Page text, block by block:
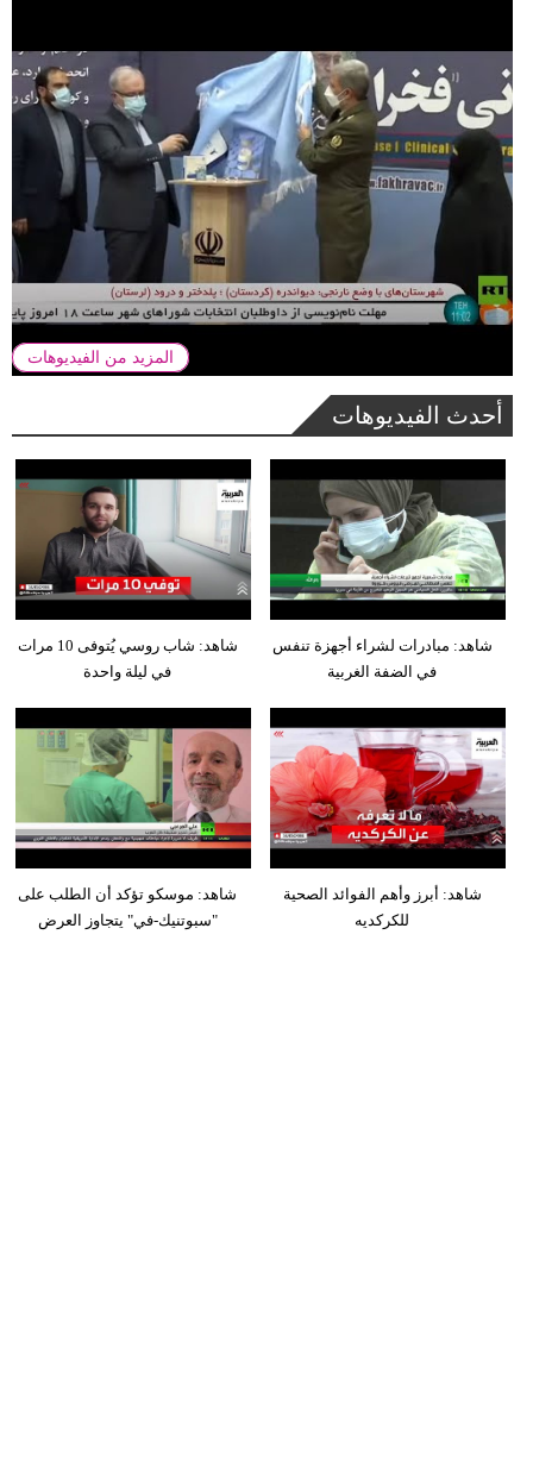
المزيد من الفيديوهات
أحدث الفيديوهات
شاهد: شاب روسي يُتوفى 10 مرات
في ليلة واحدة
شاهد: مبادرات لشراء أجهزة تنفس
في الضفة الغربية
شاهد: موسكو تؤكد أن الطلب على
"سبوتنيك-في" يتجاوز العرض
شاهد: أبرز وأهم الفوائد الصحية
للكركديه